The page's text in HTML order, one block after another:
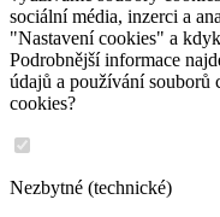
sociální média, inzerci a
"Nastavení cookies" a
Podrobnější informace
údajů a používání souborů
cookies?
Nezbytné (technické)